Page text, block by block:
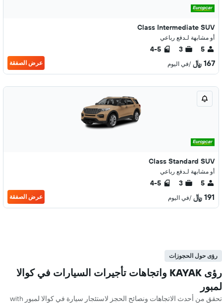
Class Intermediate SUV
أو مشابهة لـدفع رباعي
5
3
4-5
167 ﷼ /في اليوم عرض الصفقة
Class Standard SUV
أو مشابهة لـدفع رباعي
5
3
4-5
191 ﷼ /في اليوم عرض الصفقة
رؤى حول الحجوزات
رؤى KAYAK واتجاهات تأجيرات السيارات في كوالا
لمبور
تحقق من أحدث الاتجاهات ونصائح الحجز لاستئجار سيارة في كوالا لمبور with